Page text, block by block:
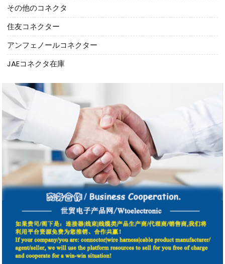
その他のコネクタ
住友コネクター
アンフェノールコネクター
JAEコネクタ在庫